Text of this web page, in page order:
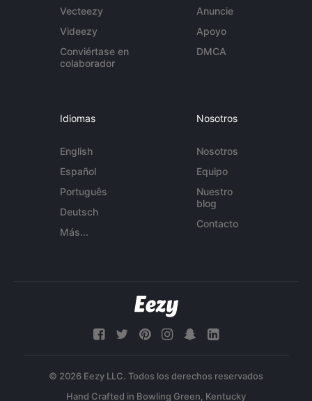
Vecteezy
Videezy
Conviértase en
colaborador
Anuncie
Apoyo
DMCA
Idiomas
English
Español
Português
Deutsch
Más...
Nosotros
Nosotros
Equipo
Nuestro
blog
Contacto
© 2026 Eezy LLC. Todos los derechos reservados